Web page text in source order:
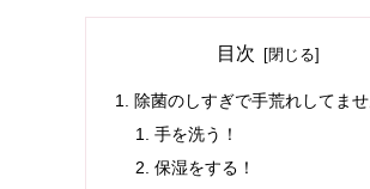
目次
除菌のしすぎで手荒れしてませ
手を洗う！
保湿をする！